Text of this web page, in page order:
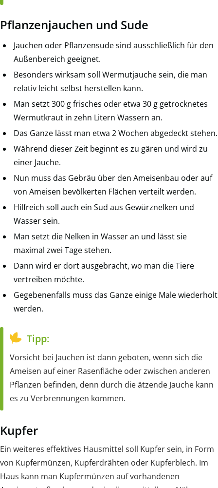
Pflanzenjauchen und Sude
Jauchen oder Pflanzensude sind ausschließlich für den
Außenbereich geeignet.
Besonders wirksam soll Wermutjauche sein, die man
relativ leicht selbst herstellen kann.
Man setzt 300 g frisches oder etwa 30 g getrocknetes
Wermutkraut in zehn Litern Wassern an.
Das Ganze lässt man etwa 2 Wochen abgedeckt stehen.
Während dieser Zeit beginnt es zu gären und wird zu
einer Jauche.
Nun muss das Gebräu über den Ameisenbau oder auf
von Ameisen bevölkerten Flächen verteilt werden.
Hilfreich soll auch ein Sud aus Gewürznelken und
Wasser sein.
Man setzt die Nelken in Wasser an und lässt sie
maximal zwei Tage stehen.
Dann wird er dort ausgebracht, wo man die Tiere
vertreiben möchte.
Gegebenenfalls muss das Ganze einige Male wiederholt
werden.
Tipp:
Vorsicht bei Jauchen ist dann geboten, wenn sich die
Ameisen auf einer Rasenfläche oder zwischen anderen
Pflanzen befinden, denn durch die ätzende Jauche kann
es zu Verbrennungen kommen.
Kupfer
Ein weiteres effektives Hausmittel soll Kupfer sein, in Form
von Kupfermünzen, Kupferdrähten oder Kupferblech. Im
Haus kann man Kupfermünzen auf vorhandenen